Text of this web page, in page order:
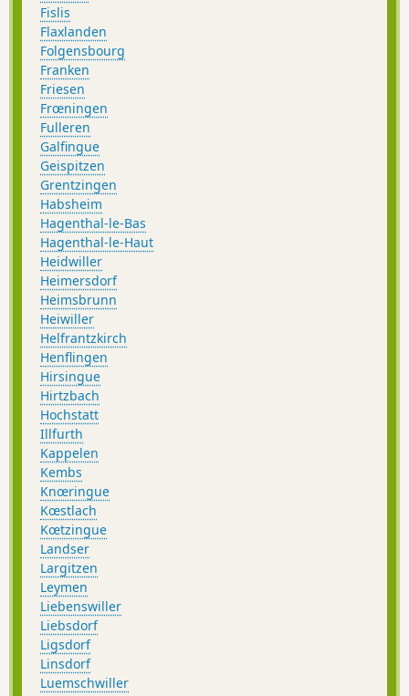
Fislis
Flaxlanden
Folgensbourg
Franken
Friesen
Frœningen
Fulleren
Galfingue
Geispitzen
Grentzingen
Habsheim
Hagenthal-le-Bas
Hagenthal-le-Haut
Heidwiller
Heimersdorf
Heimsbrunn
Heiwiller
Helfrantzkirch
Henflingen
Hirsingue
Hirtzbach
Hochstatt
Illfurth
Kappelen
Kembs
Knœringue
Kœstlach
Kœtzingue
Landser
Largitzen
Leymen
Liebenswiller
Liebsdorf
Ligsdorf
Linsdorf
Luemschwiller